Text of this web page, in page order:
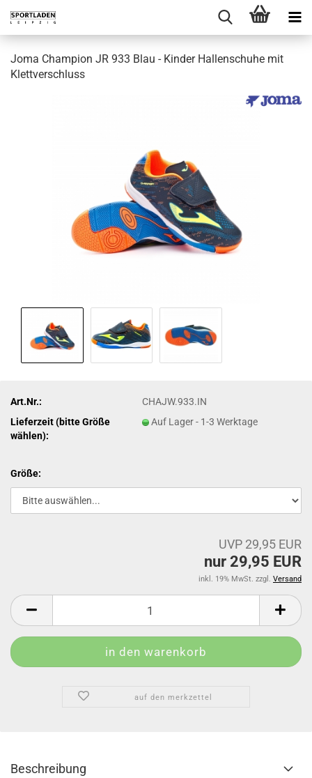
Joma Champion JR 933 Blau - Kinder Hallenschuhe mit
Klettverschluss
Art.Nr.:
CHAJW.933.IN
Lieferzeit (bitte Größe
wählen):
Auf Lager - 1-3 Werktage
Größe:
UVP 29,95 EUR
nur 29,95 EUR
inkl. 19% MwSt. zzgl. Versand
auf den merkzettel
Beschreibung